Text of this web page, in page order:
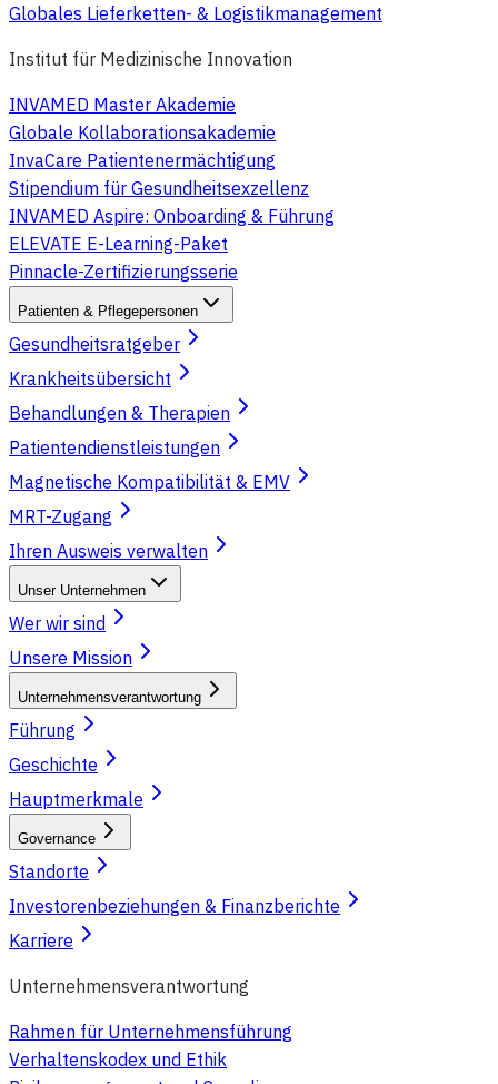
Globales Lieferketten- & Logistikmanagement
Institut für Medizinische Innovation
INVAMED Master Akademie
Globale Kollaborationsakademie
InvaCare Patientenermächtigung
Stipendium für Gesundheitsexzellenz
INVAMED Aspire: Onboarding & Führung
ELEVATE E-Learning-Paket
Pinnacle-Zertifizierungsserie
Patienten & Pflegepersonen
Gesundheitsratgeber
Krankheitsübersicht
Behandlungen & Therapien
Patientendienstleistungen
Magnetische Kompatibilität & EMV
MRT-Zugang
Ihren Ausweis verwalten
Unser Unternehmen
Wer wir sind
Unsere Mission
Unternehmensverantwortung
Führung
Geschichte
Hauptmerkmale
Governance
Standorte
Investorenbeziehungen & Finanzberichte
Karriere
Unternehmensverantwortung
Rahmen für Unternehmensführung
Verhaltenskodex und Ethik